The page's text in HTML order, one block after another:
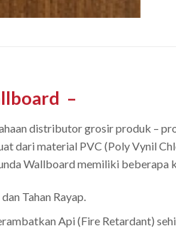
–
distributor grosir produk –
dari material PVC (Poly Vynil
Wallboard memiliki beberapa
Tahan Rayap.
Api (Fire Retardant)